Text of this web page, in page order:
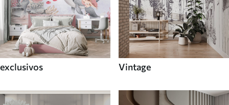
exclusivos Vintage